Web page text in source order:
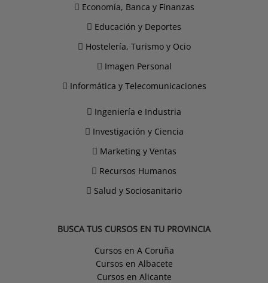
Economía, Banca y Finanzas
Educación y Deportes
Hostelería, Turismo y Ocio
Imagen Personal
Informática y Telecomunicaciones
Ingeniería e Industria
Investigación y Ciencia
Marketing y Ventas
Recursos Humanos
Salud y Sociosanitario
BUSCA TUS CURSOS EN TU PROVINCIA
Cursos en A Coruña
Cursos en Albacete
Cursos en Alicante